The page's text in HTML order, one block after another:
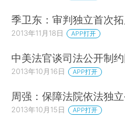
季卫东：审判独立首次
2013年11月18日 APP打开
中美法官谈司法公开制
2013年10月16日 APP打开
周强：保障法院依法独
2013年10月15日 APP打开